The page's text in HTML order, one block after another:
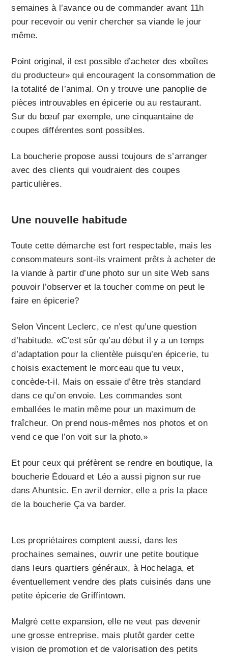
semaines à l’avance ou de commander avant 11h
pour recevoir ou venir chercher sa viande le jour
même.
Point original, il est possible d’acheter des «boîtes
du producteur» qui encouragent la consommation de
la totalité de l’animal. On y trouve une panoplie de
pièces introuvables en épicerie ou au restaurant.
Sur du bœuf par exemple, une cinquantaine de
coupes différentes sont possibles.
La boucherie propose aussi toujours de s’arranger
avec des clients qui voudraient des coupes
particulières.
Une nouvelle habitude
Toute cette démarche est fort respectable, mais les
consommateurs sont-ils vraiment prêts à acheter de
la viande à partir d’une photo sur un site Web sans
pouvoir l’observer et la toucher comme on peut le
faire en épicerie?
Selon Vincent Leclerc, ce n’est qu’une question
d’habitude. «C’est sûr qu’au début il y a un temps
d’adaptation pour la clientèle puisqu’en épicerie, tu
choisis exactement le morceau que tu veux,
concède-t-il. Mais on essaie d’être très standard
dans ce qu’on envoie. Les commandes sont
emballées le matin même pour un maximum de
fraîcheur. On prend nous-mêmes nos photos et on
vend ce que l’on voit sur la photo.»
Et pour ceux qui préfèrent se rendre en boutique, la
boucherie Édouard et Léo a aussi pignon sur rue
dans Ahuntsic. En avril dernier, elle a pris la place
de la boucherie Ça va barder.
Les propriétaires comptent aussi, dans les
prochaines semaines, ouvrir une petite boutique
dans leurs quartiers généraux, à Hochelaga, et
éventuellement vendre des plats cuisinés dans une
petite épicerie de Griffintown.
Malgré cette expansion, elle ne veut pas devenir
une grosse entreprise, mais plutôt garder cette
vision de promotion et de valorisation des petits